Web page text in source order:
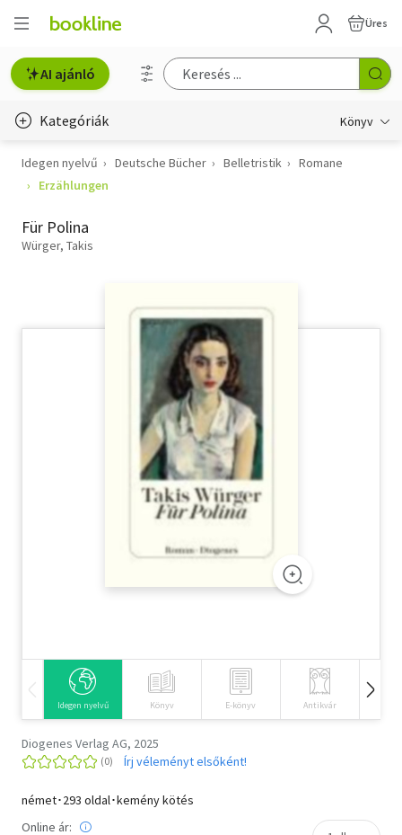
Üres
AI ajánló
Kategóriák Könyv
Életmód, egészség
Gyermek- és ifjúsági
Tankönyv, segédkönyv
Természettudomány
Idegen nyelvű Deutsche Bücher Belletristik
Romane
Erzählungen
Für Polina
Würger, Takis
Idegen nyelvű Könyv E-könyv Antikvár
Diogenes Verlag AG, 2025
Írj véleményt elsőként!
német･293 oldal･kemény kötés
Online ár: